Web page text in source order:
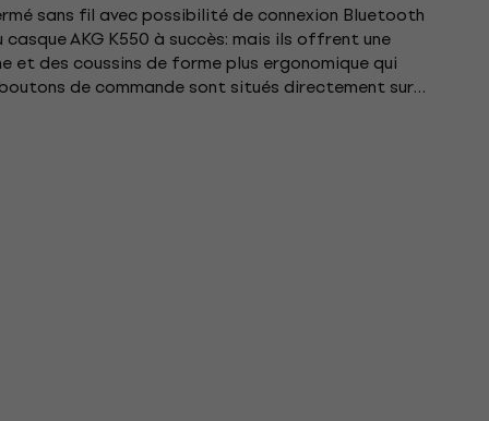
sans fil avec possibilité de connexion Bluetooth
AKG K550 à succès: mais ils offrent une
et des coussins de forme plus ergonomique qui
de commande sont situés directement sur